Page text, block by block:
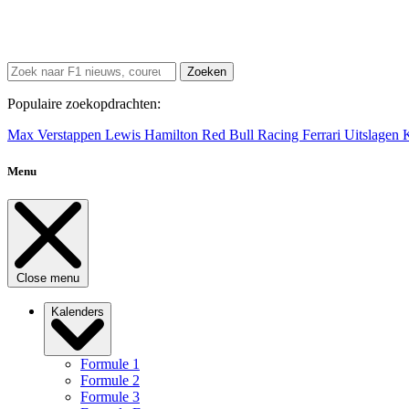
Zoeken
Populaire zoekopdrachten:
Max Verstappen Lewis Hamilton Red Bull Racing Ferrari Uitslagen
Menu
Close menu
Kalenders
Formule 1
Formule 2
Formule 3